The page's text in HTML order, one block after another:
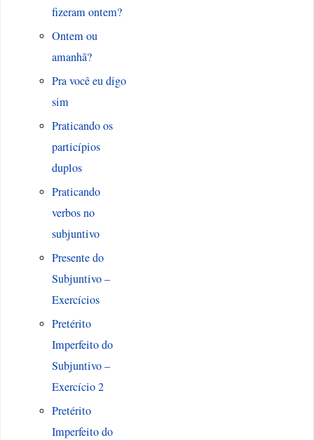
fizeram ontem?
Ontem ou
amanhã?
Pra você eu digo
sim
Praticando os
particípios
duplos
Praticando
verbos no
subjuntivo
Presente do
Subjuntivo –
Exercícios
Pretérito
Imperfeito do
Subjuntivo –
Exercício 2
Pretérito
Imperfeito do